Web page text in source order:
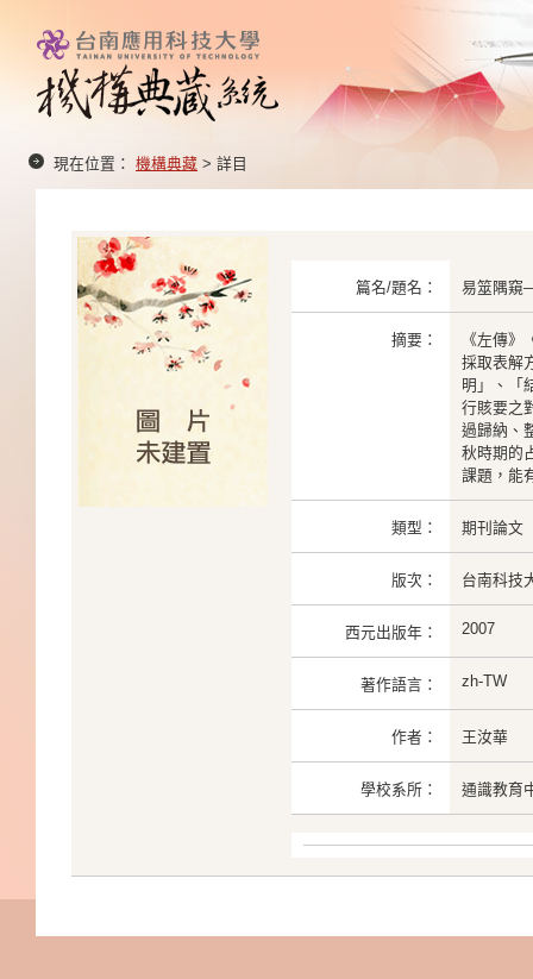
現在位置： 機構典藏 > 詳目
篇名/題名： 易筮隅窺
摘要：
《左傳
採取表解
明」、「
行賅要之
過歸納、
秋時期的
課題，能
類型： 期刊論文
版次： 台南科技
西元出版年： 2007
著作語言： zh-TW
作者： 王汝華
學校系所： 通識教育